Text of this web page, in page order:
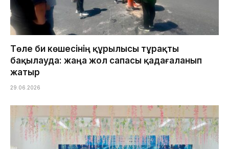
Төле би көшесінің құрылысы тұрақты
бақылауда: жаңа жол сапасы қадағаланып
жатыр
29.06.2026